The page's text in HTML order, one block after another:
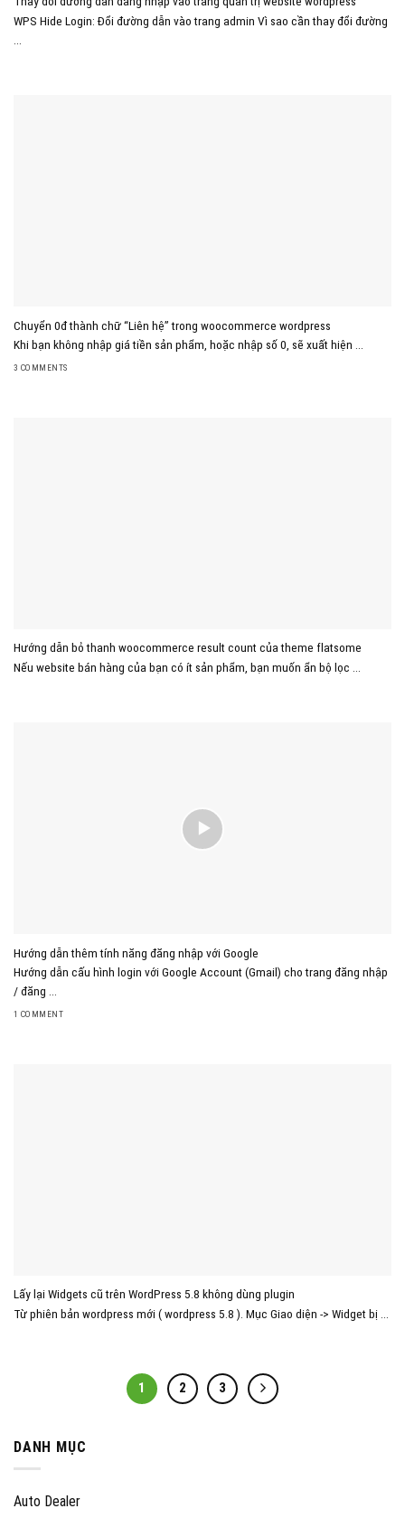
WPS Hide Login: Đổi đường dẫn vào trang admin Vì sao cần thay đổi đường
Chuyển 0đ thành chữ “Liên hệ” trong woocommerce wordpress
Khi bạn không nhập giá tiền sản phẩm, hoặc nhập số 0, sẽ xuất hiện ...
3 COMMENTS
Hướng dẫn bỏ thanh woocommerce result count của theme flatsome
Nếu website bán hàng của bạn có ít sản phẩm, bạn muốn ẩn bộ lọc ...
Hướng dẫn thêm tính năng đăng nhập với Google
Hướng dẫn cấu hình login với Google Account (Gmail) cho trang đăng nhập
/ đăng ...
1 COMMENT
Lấy lại Widgets cũ trên WordPress 5.8 không dùng plugin
Từ phiên bản wordpress mới ( wordpress 5.8 ). Mục Giao diện -> Widget bị ...
1 2 3
DANH MỤC
Auto Dealer